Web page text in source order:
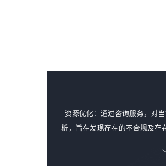
资源优化：通过咨询服务，对
析，旨在发现存在的不合规及存